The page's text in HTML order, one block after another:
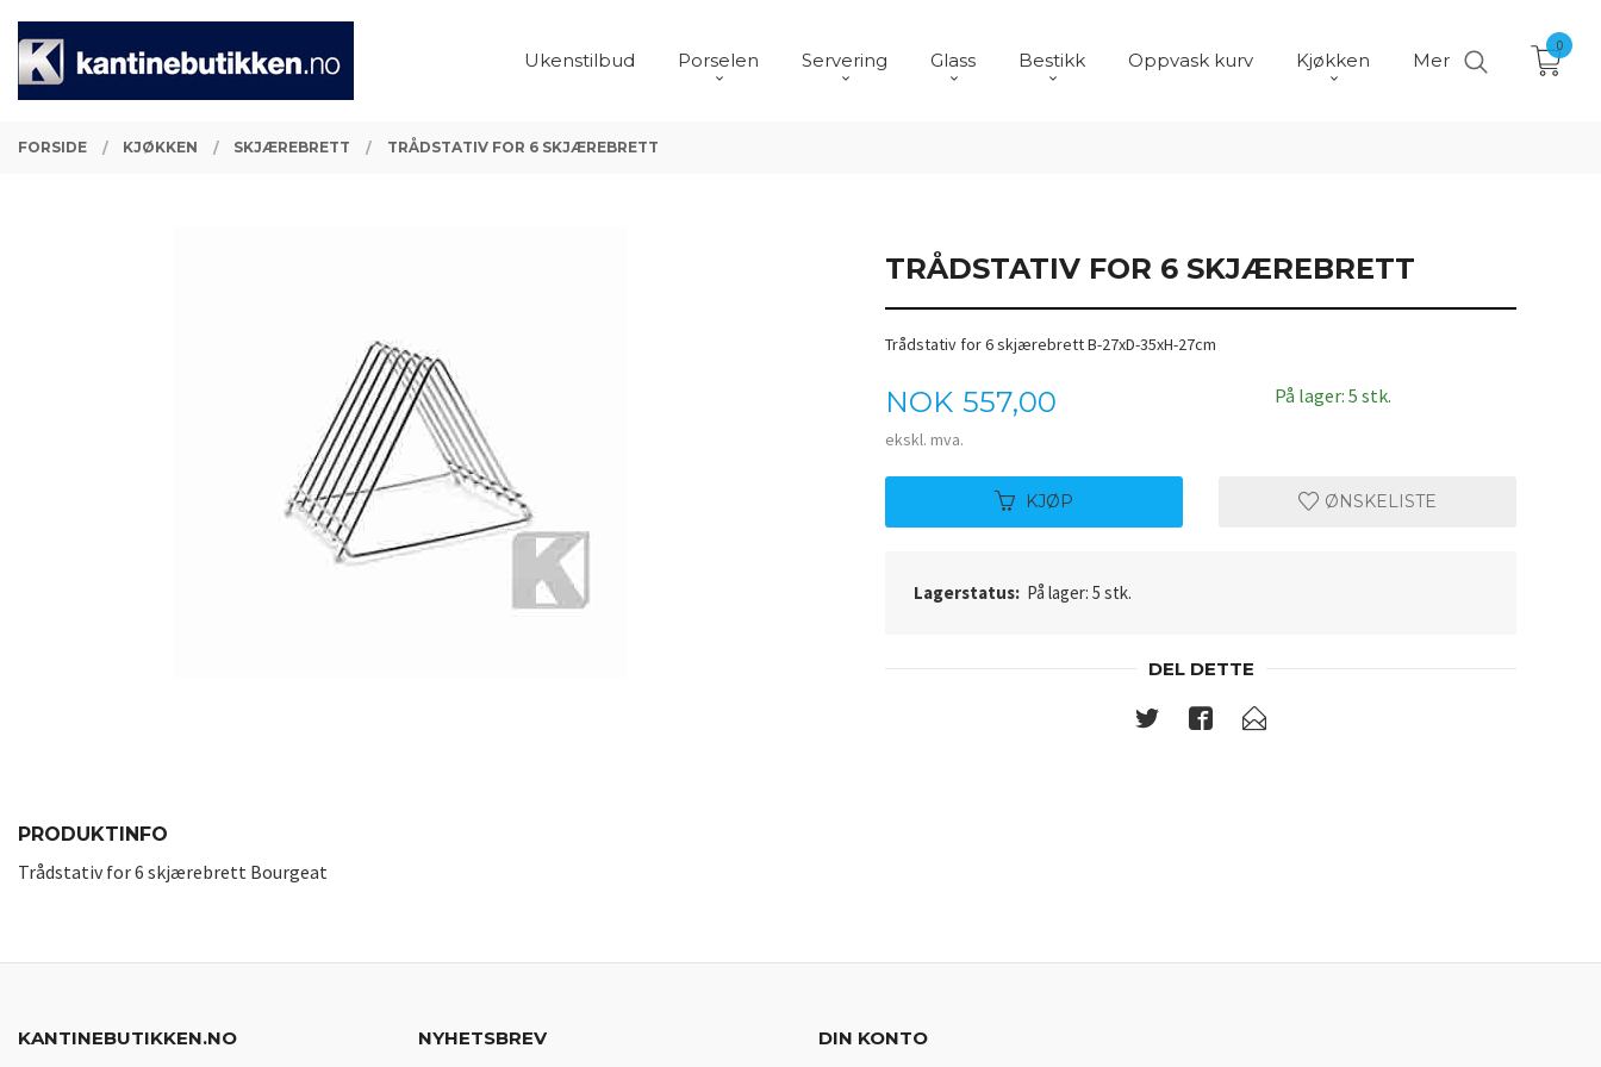
innholdet
PRODUKTER
Ukenstilbud Porselen Servering Glass Bestikk Oppvask kurv Kjøkken Mer
Lukk
0
FORSIDE KJØKKEN SKJÆREBRETT TRÅDSTATIV FOR 6 SKJÆREBRETT
TRÅDSTATIV FOR 6 SKJÆREBRETT
Trådstativ for 6 skjærebrett B-27xD-35xH-27cm
Pris
NOK 557,00
ekskl. mva.
På lager: 5 stk.
KJØP ØNSKELISTE
Lagerstatus: På lager: 5 stk.
DEL DETTE
PRODUKTINFO
Trådstativ for 6 skjærebrett Bourgeat
KANTINEBUTIKKEN.NO NYHETSBREV DIN KONTO